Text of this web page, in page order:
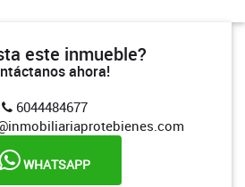
este inmueble?
ahora!
6044484677
WHATSAPP